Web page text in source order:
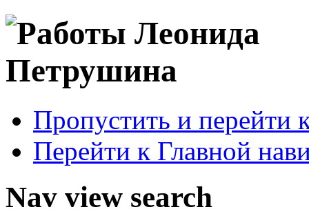
Пропустить и перейти
Перейти к Главной
Nav view search